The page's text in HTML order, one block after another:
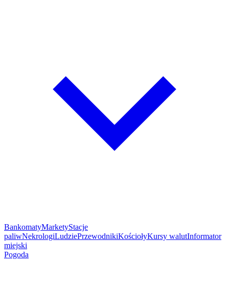
BankomatyMarketyStacje
paliwNekrologiLudziePrzewodnikiKościołyKursy walutInformator
miejski
Pogoda